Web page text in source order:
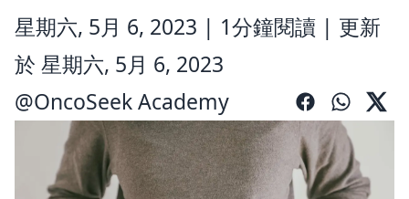
星期六, 5月 6, 2023 | 1分鐘閱讀 | 更新
於 星期六, 5月 6, 2023
@OncoSeek Academy